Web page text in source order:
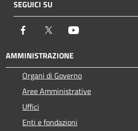
SEGUICI SU
Facebook Twitter
AMMINISTRAZIONE
Organi di Governo
Aree Amministrative
Uffici
Enti e fondazioni